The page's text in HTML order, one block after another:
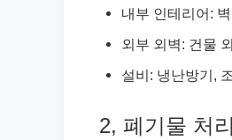
내부 인테리어:
외부 외벽: 건물
설비: 냉난방기,
2, 폐기물 처